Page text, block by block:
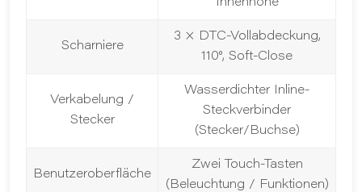
Innenhöhe
Scharniere
3 × DTC-Vollabdeckung,
110°, Soft-Close
Verkabelung /
Stecker
Wasserdichter Inline-
Steckverbinder
(Stecker/Buchse)
Benutzeroberfläche
Zwei Touch-Tasten
(Beleuchtung / Funktionen)